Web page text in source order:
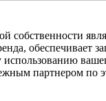
собственности
обеспечивает
партнером по